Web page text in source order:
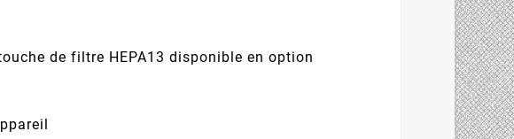
de filtre HEPA13 disponible en option